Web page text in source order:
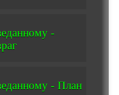
-
- План